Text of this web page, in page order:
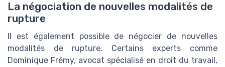
La négociation de nouvelles modalités de
rupture
Il est également possible de négocier de nouvelles
modalités de rupture. Certains experts comme
Dominique Frémy, avocat spécialisé en droit du travail,